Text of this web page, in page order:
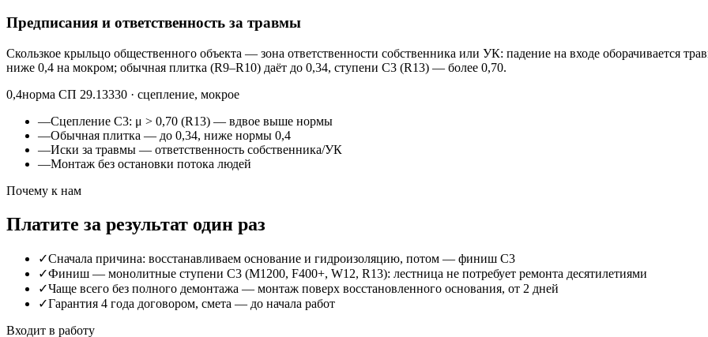
Предписания и ответственность за травмы
Скользкое крыльцо общественного объекта — зона ответственности собственника или УК: падение на входе оборачивается
ниже 0,4 на мокром; обычная плитка (R9–R10) даёт до 0,34, ступени С3 (R13) — более 0,70.
0,4норма СП 29.13330 · сцепление, мокрое
—Сцепление С3: μ > 0,70 (R13) — вдвое выше нормы
—Обычная плитка — до 0,34, ниже нормы 0,4
—Иски за травмы — ответственность собственника/УК
—Монтаж без остановки потока людей
Почему к нам
Платите за результат один раз
✓Сначала причина: восстанавливаем основание и гидроизоляцию, потом — финиш С3
✓Финиш — монолитные ступени С3 (М1200, F400+, W12, R13): лестница не потребует ремонта десятилетиями
✓Чаще всего без полного демонтажа — монтаж поверх восстановленного основания, от 2 дней
✓Гарантия 4 года договором, смета — до начала работ
Входит в работу